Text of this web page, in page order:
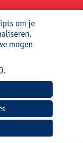
na zijn
van het
en in 2008
Cultuur.
met
project.
is niet
om je
mogen